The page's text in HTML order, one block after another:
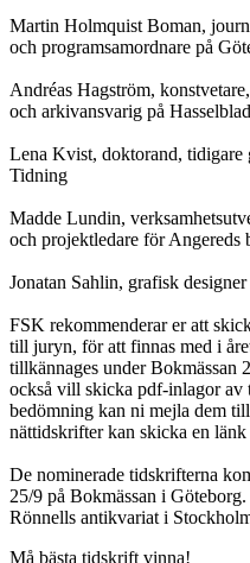
Martin Holmquist Boman,
och programsamordnare på
Andréas Hagström,
och arkivansvarig på
Lena Kvist, doktorand, tidigare
Tidning
Madde Lundin,
och projektledare för Angereds
Jonatan Sahlin, grafisk designer
FSK rekommenderar er att
till juryn, för att finnas med i
tillkännages under Bokmässan
också vill skicka pdf-inlagor av
bedömning kan ni mejla dem till
nättidskrifter kan skicka en
De nominerade tidskrifterna
25/9 på Bokmässan i
Rönnells antikvariat i
Må bästa tidskrift vinna!